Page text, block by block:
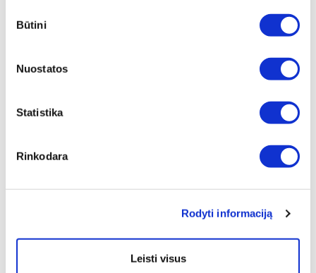
pasirinkimas
Būtini
Nuostatos
Statistika
Rinkodara
Rodyti informaciją
Leisti visus
Geras sandarinimo poveikis ir atsparumas korozijai
Dėl sudėtyje naudojamo tirštiklio ir bazinės alyvos mišinio šis tepalas tinka
Produkto Nr. 0893 871 1
Telpa iki 500 cm³ konsistencinio tepalo, tinka naudojimui su Wurth 400
Tiekiamas su gumine žarna bei antgaliu presui (M10x1)